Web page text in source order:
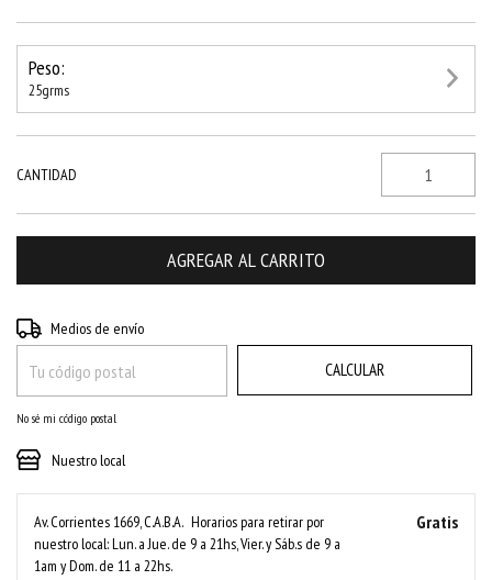
Peso:
25grms
CANTIDAD
Entregas para el CP:
Medios de envío
CALCULAR
No sé mi código postal
Nuestro local
Av. Corrientes 1669, C.A.B.A. Horarios para retirar por
nuestro local: Lun. a Jue. de 9 a 21hs, Vier. y Sáb.s de 9 a
1am y Dom. de 11 a 22hs.
Gratis